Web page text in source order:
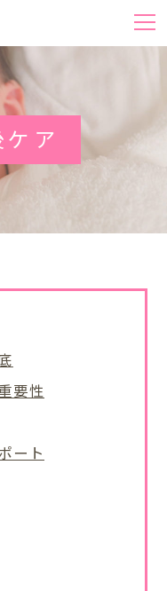
ア
要性
ート